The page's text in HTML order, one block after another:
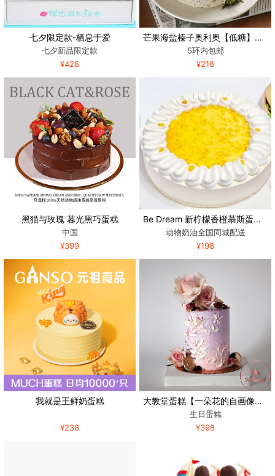
七夕限定款-栖息于爱
七夕新品限定款
¥428
芒果海盐榛子奥利奥【低糖】动物奶油蛋糕
5环内包邮
¥218
黑猫与玫瑰 暮光黑巧蛋糕
中国
¥399
Be Dream 新柠檬香橙慕斯蛋糕 8寸-900克
动物奶油全国同城配送
¥198
我就是王鲜奶蛋糕
¥238
大教堂蛋糕【一朵花的自画像】创意鲜花艺术乳酪蛋糕北京同城配送
生日蛋糕
¥398